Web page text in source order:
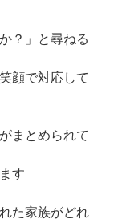
？」と尋ねる
顔で対応して
まとめられて
す
た家族がどれ